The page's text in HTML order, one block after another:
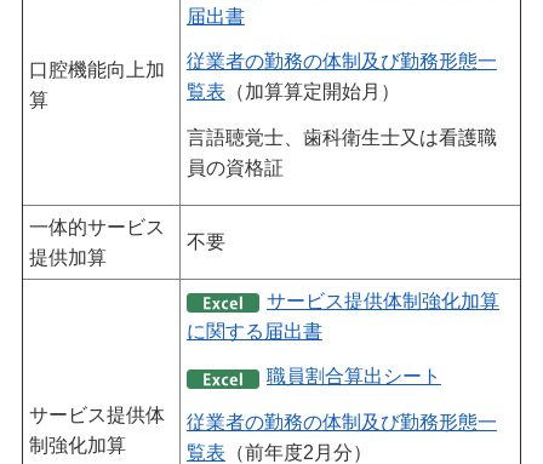
口腔機能向上加
算
届出書
従業者の勤務の体制及び勤務形態一
覧表 （加算算定開始月）
言語聴覚士、歯科衛生士又は看護職
員の資格証
一体的サービス
提供加算
不要
サービス提供体
制強化加算
サービス提供体制強化加算
に関する届出書
職員割合算出シート
従業者の勤務の体制及び勤務形態一
覧表 （前年度2月分）